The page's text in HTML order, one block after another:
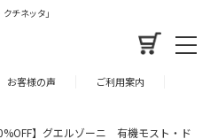
チネッタ」
お客様の声 ご利用案内
】グエルゾーニ 有機モスト・ド